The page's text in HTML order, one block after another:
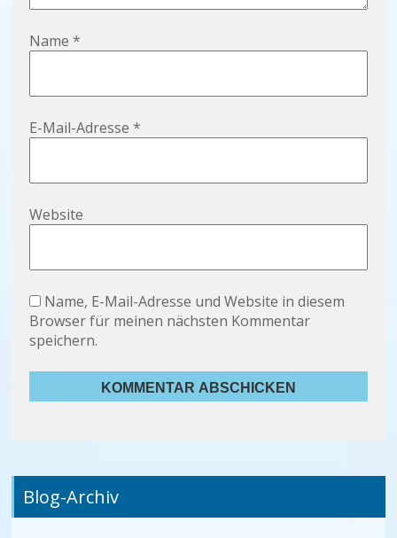
Name*
E-Mail-Adresse*
Website
Name, E-Mail-Adresse und Website in diesem
Browser für meinen nächsten Kommentar
speichern.
Blog-Archiv